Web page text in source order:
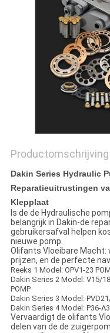
Productomschrijving
Dakin Series Hydraulic
Reparatieuitrustingen
Klepplaat
Is de de Hydraulische
belangrijk in Dakin-de
gebruikersafval helpen
nieuwe pomp.
Olifants Vloeibare Macht:
prijzen, en de perfecte
Reeks 1 Model: OPV1-23
Dakin Series 2 Model: V15/
POMP
Dakin Series 3 Model:
Dakin Series 4 Model: P36-A3
Vervaardigt de olifants
delen van de de